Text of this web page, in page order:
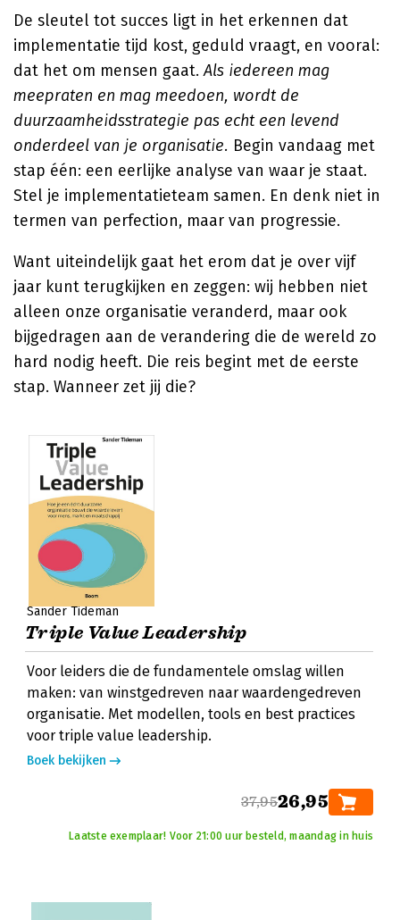
De sleutel tot succes ligt in het erkennen dat
implementatie tijd kost, geduld vraagt, en vooral:
dat het om mensen gaat.Als iedereen mag
meepraten en mag meedoen, wordt de
duurzaamheidsstrategie pas echt een levend
onderdeel van je organisatie. Begin vandaag met
stap één: een eerlijke analyse van waar je staat.
Stel je implementatieteam samen. En denk niet in
termen van perfection, maar van progressie.
Want uiteindelijk gaat het erom dat je over vijf
jaar kunt terugkijken en zeggen: wij hebben niet
alleen onze organisatie veranderd, maar ook
bijgedragen aan de verandering die de wereld zo
hard nodig heeft. Die reis begint met de eerste
stap. Wanneer zet jij die?
Sander Tideman
Triple Value Leadership
Voor leiders die de fundamentele omslag willen
maken: van winstgedreven naar waardengedreven
organisatie. Met modellen, tools en best practices
voor triple value leadership.
Boek bekijken
37,9526,95
Laatste exemplaar! Voor 21:00 uur besteld, maandag in huis